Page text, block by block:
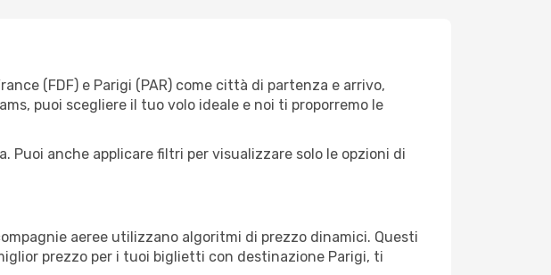
(FDF) e Parigi (PAR) come città di partenza e arrivo,
puoi scegliere il tuo volo ideale e noi ti proporremo le
Puoi anche applicare filtri per visualizzare solo le opzioni di
aeree utilizzano algoritmi di prezzo dinamici. Questi
prezzo per i tuoi biglietti con destinazione Parigi, ti